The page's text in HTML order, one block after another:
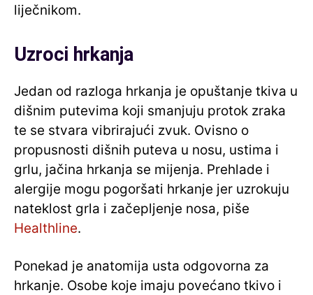
liječnikom.
Uzroci hrkanja
Jedan od razloga hrkanja je opuštanje tkiva u
dišnim putevima koji smanjuju protok zraka
te se stvara vibrirajući zvuk. Ovisno o
propusnosti dišnih puteva u nosu, ustima i
grlu, jačina hrkanja se mijenja. Prehlade i
alergije mogu pogoršati hrkanje jer uzrokuju
nateklost grla i začepljenje nosa, piše
Healthline.
Ponekad je anatomija usta odgovorna za
hrkanje. Osobe koje imaju povećano tkivo i